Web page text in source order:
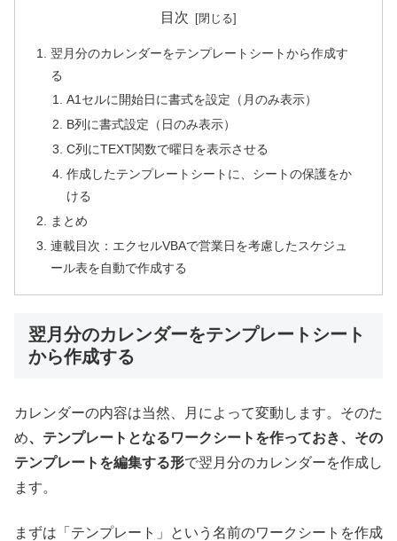
目次
翌月分のカレンダーをテンプレートシートから作成す
る
A1セルに開始日に書式を設定（月のみ表示）
B列に書式設定（日のみ表示）
C列にTEXT関数で曜日を表示させる
作成したテンプレートシートに、シートの保護をか
ける
まとめ
連載目次：エクセルVBAで営業日を考慮したスケジュ
ール表を自動で作成する
翌月分のカレンダーをテンプレートシート
から作成する
カレンダーの内容は当然、月によって変動します。そのた
め、テンプレートとなるワークシートを作っておき、その
テンプレートを編集する形で翌月分のカレンダーを作成し
ます。
まずは「テンプレート」という名前のワークシートを作成